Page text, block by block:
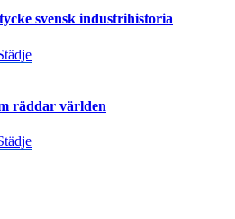
svensk industrihistoria
räddar världen